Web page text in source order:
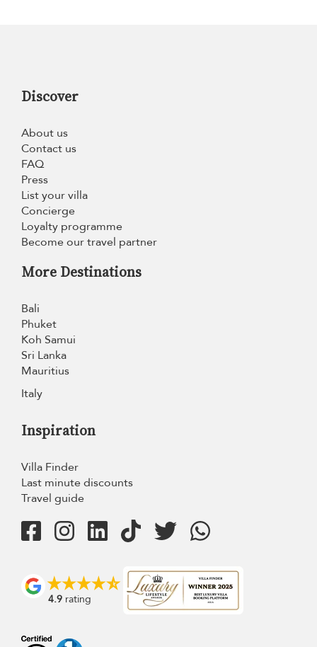
Discover
About us
Contact us
FAQ
Press
List your villa
Concierge
Loyalty programme
Become our travel partner
More Destinations
Bali
Phuket
Koh Samui
Sri Lanka
Mauritius
Italy
Inspiration
Villa Finder
Last minute discounts
Travel guide
4.9 rating